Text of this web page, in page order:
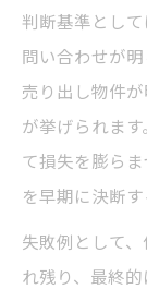
判断基準とし
問い合わせが
売り出し物件
が挙げられま
て損失を膨ら
を早期に決断す
失敗例として
れ残り、最終